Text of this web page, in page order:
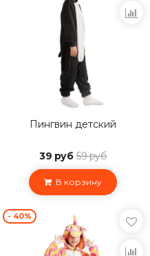
Пингвин детский
39 руб 59 руб
В корзину
- 40%